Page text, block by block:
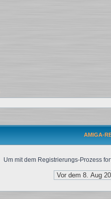
AMIGA-
Um mit dem Registrierungs-Prozess